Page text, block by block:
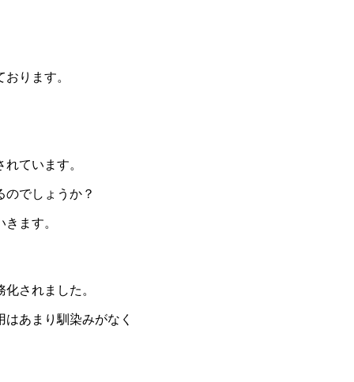
ります。
ています。
でしょうか？
ます。
されました。
あまり馴染みがなく